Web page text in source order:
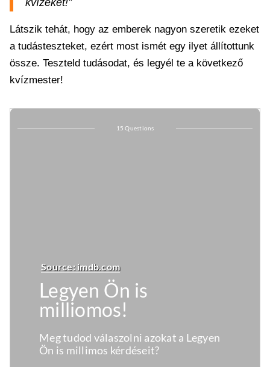
kvízeket!”
Látszik tehát, hogy az emberek nagyon szeretik ezeket
a tudásteszteket, ezért most ismét egy ilyet állítottunk
össze. Teszteld tudásodat, és legyél te a következő
kvízmester!